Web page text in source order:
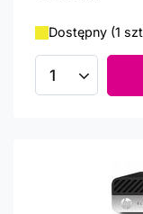
Dostępny (1
Ilość